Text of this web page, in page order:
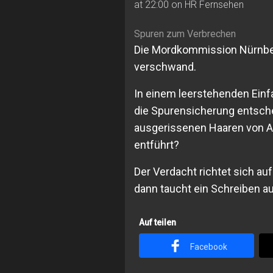
at 22:00 on HR Fernsehen
Spuren zum Verbrechen
Die Mordkommission
verschwand.
In einem leerstehenden
die Spurensicherung
ausgerissenen Haaren von
entführt?
Der Verdacht richtet sich
dann taucht ein Schreiben
Auf teilen
Facebook